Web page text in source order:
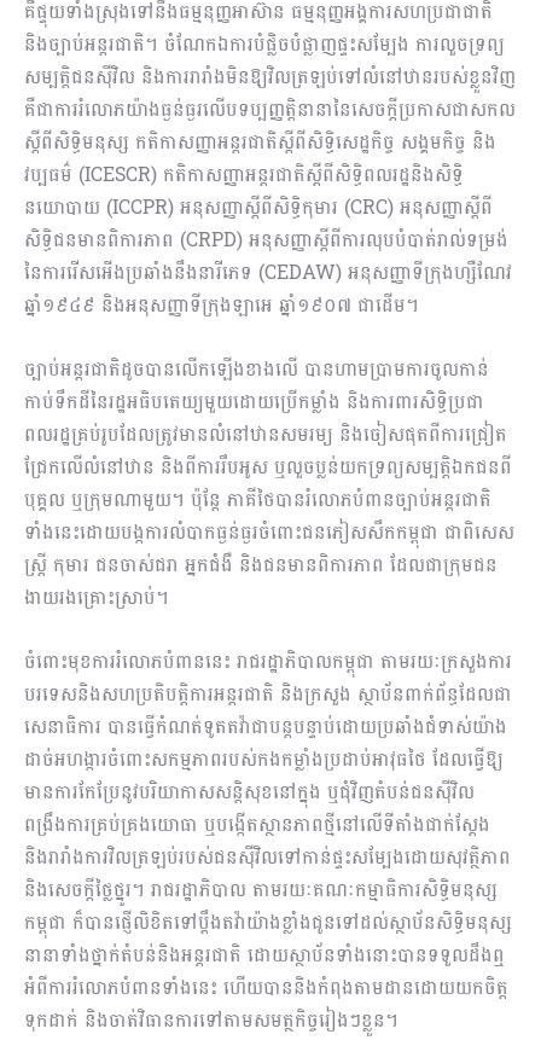
គឺផ្ទុយទាំងស្រុងទៅនឹងធម្មនុញ្ញអាស៊ាន ធម្មនុញ្ញអង្គការសហប្រជាជាតិ
និងច្បាប់អន្តរជាតិ។ ចំណែកឯការបំផ្លិចបំផ្លាញផ្ទះសម្បែង ការលួចទ្រព្យ
សម្បត្តិជនស៊ីវិល និងការរារាំងមិនឱ្យវិលត្រឡប់ទៅលំនៅឋានរបស់ខ្លួនវិញ
គឺជាការរំលោភយ៉ាងធ្ងន់ធ្ងរលើបទប្បញ្ញត្តិនានានៃសេចក្តីប្រកាសជាសកល
ស្តីពីសិទ្ធិមនុស្ស កតិកាសញ្ញាអន្តរជាតិស្តីពីសិទ្ធិសេដ្ឋកិច្ច សង្គមកិច្ច និង
វប្បធម៌ (ICESCR) កតិកាសញ្ញាអន្តរជាតិស្តីពីសិទ្ធិពលរដ្ឋនិងសិទ្ធិ
នយោបាយ (ICCPR) អនុសញ្ញាស្តីពីសិទ្ធិកុមារ (CRC) អនុសញ្ញាស្តីពី
សិទ្ធិជនមានពិការភាព (CRPD) អនុសញ្ញាស្តីពីការលុបបំបាត់រាល់ទម្រង់
នៃការរើសអើងប្រឆាំងនឹងនារីភេទ (CEDAW) អនុសញ្ញាទីក្រុងហ្សឺណែវ
ឆ្នាំ១៩៤៩ និងអនុសញ្ញាទីក្រុងឡាអេ ឆ្នាំ១៩០៧ ជាដើម។
ច្បាប់អន្តរជាតិដូចបានលើកឡើងខាងលើ បានហាមប្រាមការចូលកាន់
កាប់ទឹកដីនៃរដ្ឋអធិបតេយ្យមួយដោយប្រើកម្លាំង និងការពារសិទ្ធិប្រជា
ពលរដ្ឋគ្រប់រូបដែលត្រូវមានលំនៅឋានសមរម្យ និងចៀសផុតពីការជ្រៀត
ជ្រែកលើលំនៅឋាន និងពីការរឹបអូស ឬលួចប្លន់យកទ្រព្យសម្បត្តិឯកជនពី
បុគ្គល ឬក្រុមណាមួយ។ ប៉ុន្តែ ភាគីថៃបានរំលោភបំពានច្បាប់អន្តរជាតិ
ទាំងនេះដោយបង្កការលំបាកធ្ងន់ធ្ងរចំពោះជនភៀសសឹកកម្ពុជា ជាពិសេស
ស្ត្រី កុមារ ជនចាស់ជរា អ្នកជំងឺ និងជនមានពិការភាព ដែលជាក្រុមជន
ងាយរងគ្រោះស្រាប់។
ចំពោះមុខការរំលោភបំពាននេះ រាជរដ្ឋាភិបាលកម្ពុជា តាមរយៈក្រសួងការ
បរទេសនិងសហប្រតិបត្តិការអន្តរជាតិ និងក្រសួង ស្ថាប័នពាក់ព័ន្ធដែលជា
សេនាធិការ បានធ្វើកំណត់ទូតតវ៉ាជាបន្តបន្ទាប់ដោយប្រឆាំងជំទាស់យ៉ាង
ដាច់អហង្ការចំពោះសកម្មភាពរបស់កងកម្លាំងប្រដាប់អាវុធថៃ ដែលធ្វើឱ្យ
មានការកែប្រែនូវបរិយាកាសសន្តិសុខនៅក្នុង ឬជុំវិញតំបន់ជនស៊ីវិល
ពង្រឹងការគ្រប់គ្រងយោធា ឬបង្កើតស្ថានភាពថ្មីនៅលើទីតាំងជាក់ស្តែង
និងរារាំងការវិលត្រឡប់របស់ជនស៊ីវិលទៅកាន់ផ្ទះសម្បែងដោយសុវត្ថិភាព
និងសេចក្តីថ្លៃថ្នូរ។ រាជរដ្ឋាភិបាល តាមរយៈគណៈកម្មាធិការសិទ្ធិមនុស្ស
កម្ពុជា ក៏បានផ្ញើលិខិតទៅប្តឹងតវ៉ាយ៉ាងខ្លាំងជូនទៅដល់ស្ថាប័នសិទ្ធិមនុស្ស
នានាទាំងថ្នាក់តំបន់និងអន្តរជាតិ ដោយស្ថាប័នទាំងនោះបានទទួលដឹងឮ
អំពីការរំលោភបំពានទាំងនេះ ហើយបាននិងកំពុងតាមដានដោយយកចិត្ត
ទុកដាក់ និងចាត់វិធានការទៅតាមសមត្ថកិច្ចរៀងៗខ្លួន។